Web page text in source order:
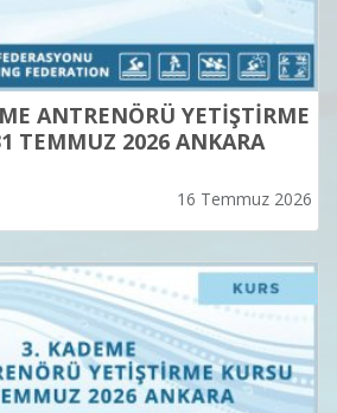
ANTRENÖRÜ YETİŞTİRME
TEMMUZ 2026 ANKARA
16 Temmuz 2026